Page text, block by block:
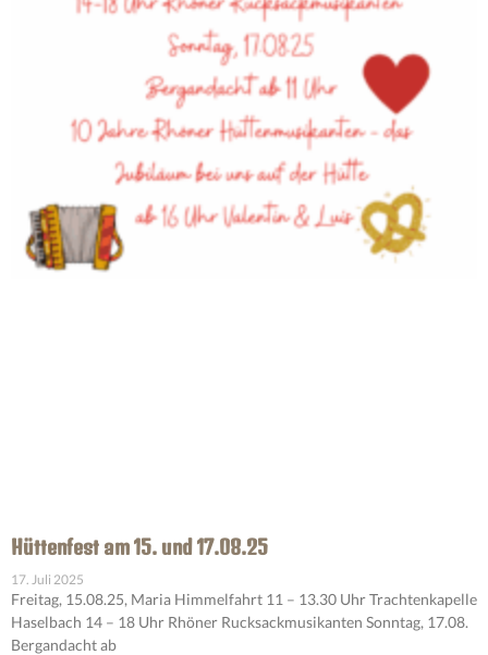
Hüttenfest am 15. und 17.08.25
17. Juli 2025
Freitag, 15.08.25, Maria Himmelfahrt 11 – 13.30 Uhr Trachtenkapelle
Haselbach 14 – 18 Uhr Rhöner Rucksackmusikanten Sonntag, 17.08.
Bergandacht ab